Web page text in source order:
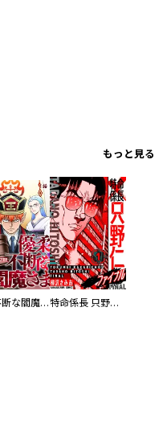
もっと見る
優柔不断な閻魔さま 特命係長 只野仁ファイナル 愛蔵版